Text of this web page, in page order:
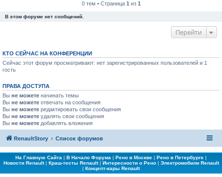
0 тем • Страница 1 из 1
В этом форуме нет сообщений.
Перейти
КТО СЕЙЧАС НА КОНФЕРЕНЦИИ
Сейчас этот форум просматривают: нет зарегистрированных пользователей и 1
гость
ПРАВА ДОСТУПА
Вы не можете начинать темы
Вы не можете отвечать на сообщения
Вы не можете редактировать свои сообщения
Вы не можете удалять свои сообщения
Вы не можете добавлять вложения
RenaultStory Список форумов
На Главную Сайта | В Начало Форума | Рено в Москве | Рено в Петербурге |
Новости Renault| Краш-тесты Renault| Интересности о Рено| Электромобили Renault
| Концепт-кары Renault